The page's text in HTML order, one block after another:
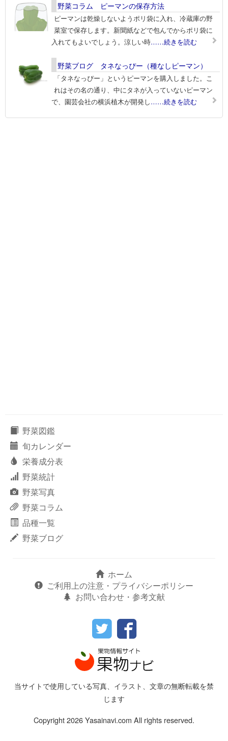
野菜コラム ピーマンの保存方法
ピーマンは乾燥しないようポリ袋に入れ、冷蔵庫の野
菜室で保存します。新聞紙などで包んでからポリ袋に
入れてもよいでしょう。涼しい時……続きを読む
野菜ブログ タネなっぴー（種なしピーマン）
「タネなっぴー」というピーマンを購入しました。こ
れはその名の通り、中にタネが入っていないピーマン
で、園芸会社の横浜植木が開発し……続きを読む
野菜図鑑
旬カレンダー
栄養成分表
野菜統計
野菜写真
野菜コラム
品種一覧
野菜ブログ
ホーム
ご利用上の注意・プライバシーポリシー
お問い合わせ・参考文献
当サイトで使用している写真、イラスト、文章の無断転載を禁
じます
Copyright 2026 Yasainavi.com All rights reserved.